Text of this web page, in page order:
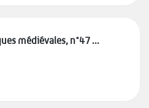
médiévales, n°47 ...